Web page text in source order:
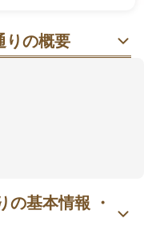
りの概要
り、自然とともに
とができます。
の基本情報 ・